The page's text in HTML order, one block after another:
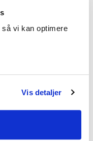
vi kan optimere
Vis detaljer